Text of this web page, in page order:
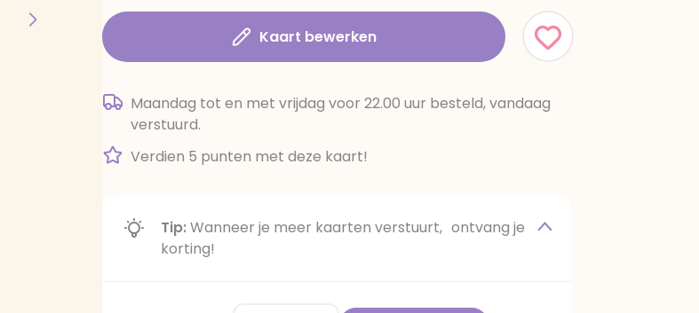
Kaart bewerken
Maandag tot en met vrijdag voor 22.00 uur besteld, vandaag
verstuurd.
Verdien 5 punten met deze kaart!
Tip:Wanneer je meer kaarten verstuurt, ontvang je
korting!